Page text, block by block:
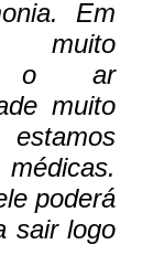
Em
muito
o ar
muito
estamos
poderá
sair logo